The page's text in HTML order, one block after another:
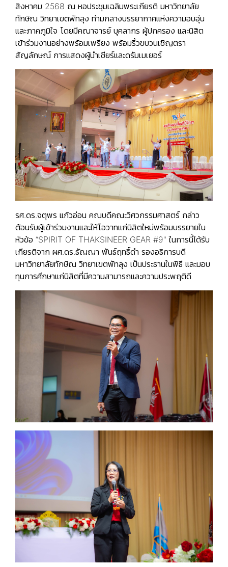
สิงหาคม 2568 ณ หอประชุมเฉลิมพระเกียรติ มหาวิทยาลัย
ทักษิณ วิทยาเขตพัทลุง ท่ามกลางบรรยากาศแห่งความอบอุ่น
และภาคภูมิใจ โดยมีคณาจารย์ บุคลากร ผู้ปกครอง และนิสิต
เข้าร่วมงานอย่างพร้อมเพรียง พร้อมริ้วขบวนเชิญตรา
สัญลักษณ์ การแสดงผู้นำเชียร์และดรัมเมเยอร์
รศ.ดร.จตุพร แก้วอ่อน คณบดีคณะวิศวกรรมศาสตร์ กล่าว
ต้อนรับผู้เข้าร่วมงานและให้โอวาทแก่นิสิตใหม่พร้อมบรรยายใน
หัวข้อ “SPIRIT OF THAKSINEER GEAR #9" ในการนี้ได้รับ
เกียรติจาก ผศ.ดร.ธัญญา พันธ์ฤทธิ์ดำ รองอธิการบดี
มหาวิทยาลัยทักษิณ วิทยาเขตพัทลุง เป็นประธานในพิธี และมอบ
ทุนการศึกษาแก่นิสิตที่มีความสามารถและความประพฤติดี